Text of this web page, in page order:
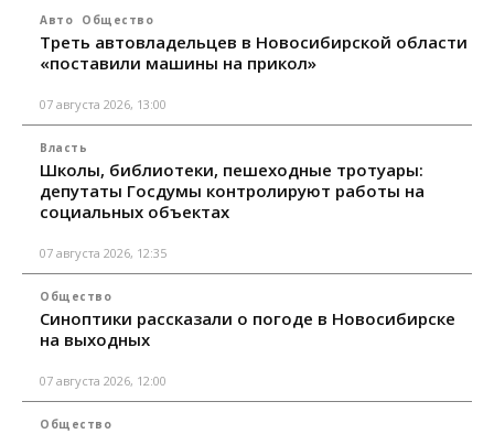
Авто Общество
Треть автовладельцев в Новосибирской области
«поставили машины на прикол»
07 августа 2026, 13:00
Власть
Школы, библиотеки, пешеходные тротуары:
депутаты Госдумы контролируют работы на
социальных объектах
07 августа 2026, 12:35
Общество
Синоптики рассказали о погоде в Новосибирске
на выходных
07 августа 2026, 12:00
Общество